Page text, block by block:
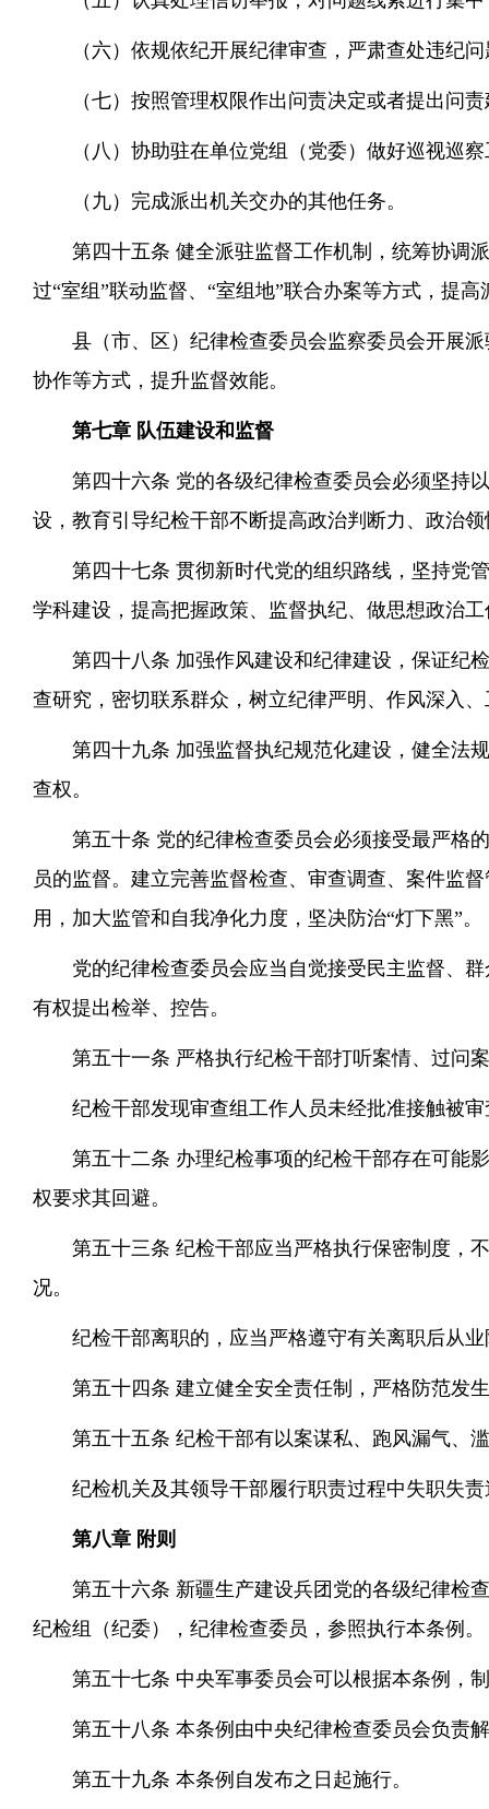
（六）依规依纪开展纪律审查，严肃查处违纪
（七）按照管理权限作出问责决定或者提出问
（八）协助驻在单位党组（党委）做好巡视巡
（九）完成派出机关交办的其他任务。
第四十五条 健全派驻监督工作机制，统筹协调
过“室组”联动监督、“室组地”联合办案等方式，提高
县（市、区）纪律检查委员会监察委员会开展
协作等方式，提升监督效能。
第七章 队伍建设和监督
第四十六条 党的各级纪律检查委员会必须坚持
设，教育引导纪检干部不断提高政治判断力、政治
第四十七条 贯彻新时代党的组织路线，坚持党
学科建设，提高把握政策、监督执纪、做思想政治
第四十八条 加强作风建设和纪律建设，保证纪
查研究，密切联系群众，树立纪律严明、作风深入
第四十九条 加强监督执纪规范化建设，健全法
查权。
第五十条 党的纪律检查委员会必须接受最严格
员的监督。建立完善监督检查、审查调查、案件监
用，加大监管和自我净化力度，坚决防治“灯下黑”。
党的纪律检查委员会应当自觉接受民主监督、
有权提出检举、控告。
第五十一条 严格执行纪检干部打听案情、过问
纪检干部发现审查组工作人员未经批准接触被
第五十二条 办理纪检事项的纪检干部存在可能
权要求其回避。
第五十三条 纪检干部应当严格执行保密制度，
况。
纪检干部离职的，应当严格遵守有关离职后从
第五十四条 建立健全安全责任制，严格防范发
第五十五条 纪检干部有以案谋私、跑风漏气、
纪检机关及其领导干部履行职责过程中失职失
第八章 附则
第五十六条 新疆生产建设兵团党的各级纪律检
纪检组（纪委），纪律检查委员，参照执行本条例。
第五十七条 中央军事委员会可以根据本条例，
第五十八条 本条例由中央纪律检查委员会负责
第五十九条 本条例自发布之日起施行。